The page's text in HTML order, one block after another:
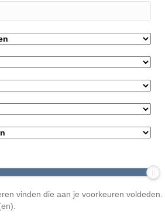
vinden die aan je voorkeuren voldeden.